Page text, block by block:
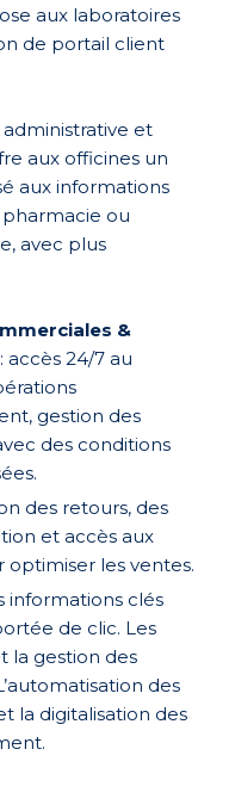
aux laboratoires
de portail client
et
aux officines un
aux informations
ou
avec plus
&
: accès 24/7 au
gestion des
des conditions
des retours, des
et accès aux
les ventes.
informations clés
de clic. Les
la gestion des
des
la digitalisation des